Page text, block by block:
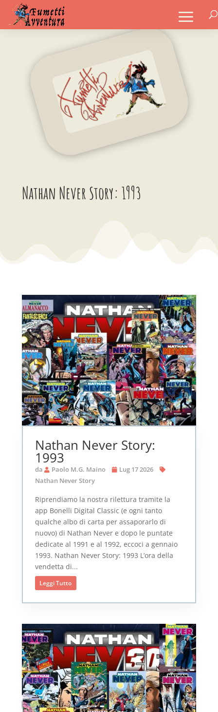
Nathan Never Story: 1993
Nathan Never Story:
1993
da Paolo M.G. Maino
Lug 17 2026
Nathan Never Story
Riprendiamo la nostra rilettura tramite la
app Bonelli Digital Classic (e ogni tanto
qualche albo di carta per assaporarlo di
nuovo) di Nathan Never e dopo le puntate
dedicate al 1991 e al 1992, eccoci a gennaio
1993. Nathan Never Story: 1993 L’ora della
vendetta di...
Leggi Tutto